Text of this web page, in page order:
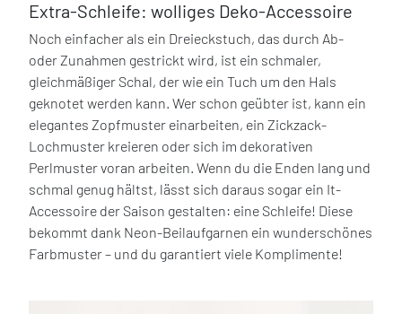
Extra-Schleife: wolliges Deko-Accessoire
Noch einfacher als ein Dreieckstuch, das durch Ab-
oder Zunahmen gestrickt wird, ist ein schmaler,
gleichmäßiger Schal, der wie ein Tuch um den Hals
geknotet werden kann. Wer schon geübter ist, kann ein
elegantes Zopfmuster einarbeiten, ein Zickzack-
Lochmuster kreieren oder sich im dekorativen
Perlmuster voran arbeiten. Wenn du die Enden lang und
schmal genug hältst, lässt sich daraus sogar ein It-
Accessoire der Saison gestalten: eine Schleife! Diese
bekommt dank Neon-Beilaufgarnen ein wunderschönes
Farbmuster – und du garantiert viele Komplimente!